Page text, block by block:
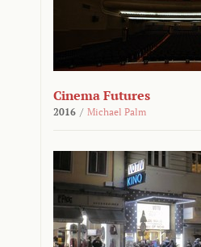
Cinema Futures
2016 / Michael Palm